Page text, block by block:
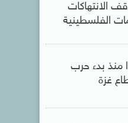
الانتهاكات
الفلسطينية
منذ بدء حرب
غزة